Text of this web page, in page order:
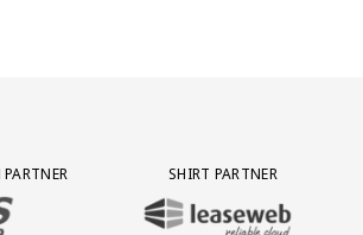
MAIN & STADIUM PARTNER AFAS SOFTWARE
SHIRT PARTNER
BEZOEK ONZE SHIRT PARTNER